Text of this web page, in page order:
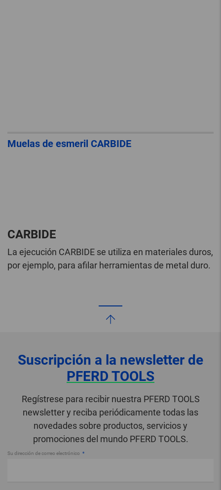
Muelas de esmeril CARBIDE
CARBIDE
La ejecución CARBIDE se utiliza en materiales duros,
por ejemplo, para afilar herramientas de metal duro.
Suscripción a la newsletter de
PFERD TOOLS
Regístrese para recibir nuestra PFERD TOOLS
newsletter y reciba periódicamente todas las
novedades sobre productos, servicios y
promociones del mundo PFERD TOOLS.
Su dirección de correo electrónico